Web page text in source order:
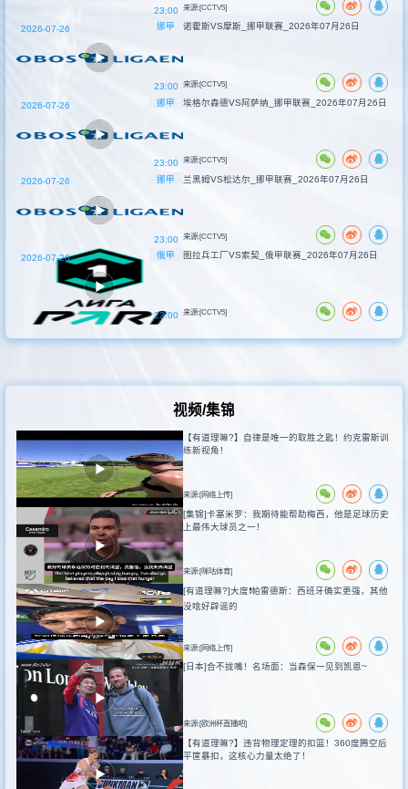
23:00 来源:[CCTV5]
挪甲
23:00
2026-07-26 诺霍斯VS摩斯_挪甲联赛_2026年07月26日
来源:[CCTV5]
挪甲
23:00
2026-07-26 埃格尔森德VS阿萨纳_挪甲联赛_2026年07月26日
来源:[CCTV5]
挪甲
23:00
2026-07-26 兰黑姆VS松达尔_挪甲联赛_2026年07月26日
来源:[CCTV5]
俄甲
23:00
2026-07-26 图拉兵工厂VS索契_俄甲联赛_2026年07月26日
来源:[CCTV5]
视频/集锦
【有道理嘛?】自律是唯一的取胜之匙！约克雷斯训
练新视角！
来源:[网络上传]
[集锦]卡塞米罗：我期待能帮助梅西，他是足球历史
上最伟大球员之一！
来源:[咪咕体育]
[有道理嘛?]大度❗️帕雷德斯：西班牙确实更强，其他
没啥好辟谣的
来源:[网络上传]
[日本]合不拢嘴！名场面：当森保一见到凯恩~
来源:[欧洲杯直播吧]
【有道理嘛?】违背物理定理的扣篮！360度腾空后
平筐暴扣，这核心力量太绝了！